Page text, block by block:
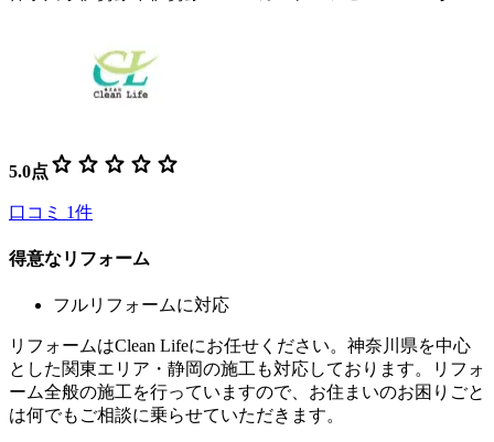
5.0点 star star star star star
口コミ 1件
得意なリフォーム
フルリフォームに対応
リフォームはClean Lifeにお任せください。神奈川県を中心
とした関東エリア・静岡の施工も対応しております。リフォ
ーム全般の施工を行っていますので、お住まいのお困りごと
は何でもご相談に乗らせていただきます。